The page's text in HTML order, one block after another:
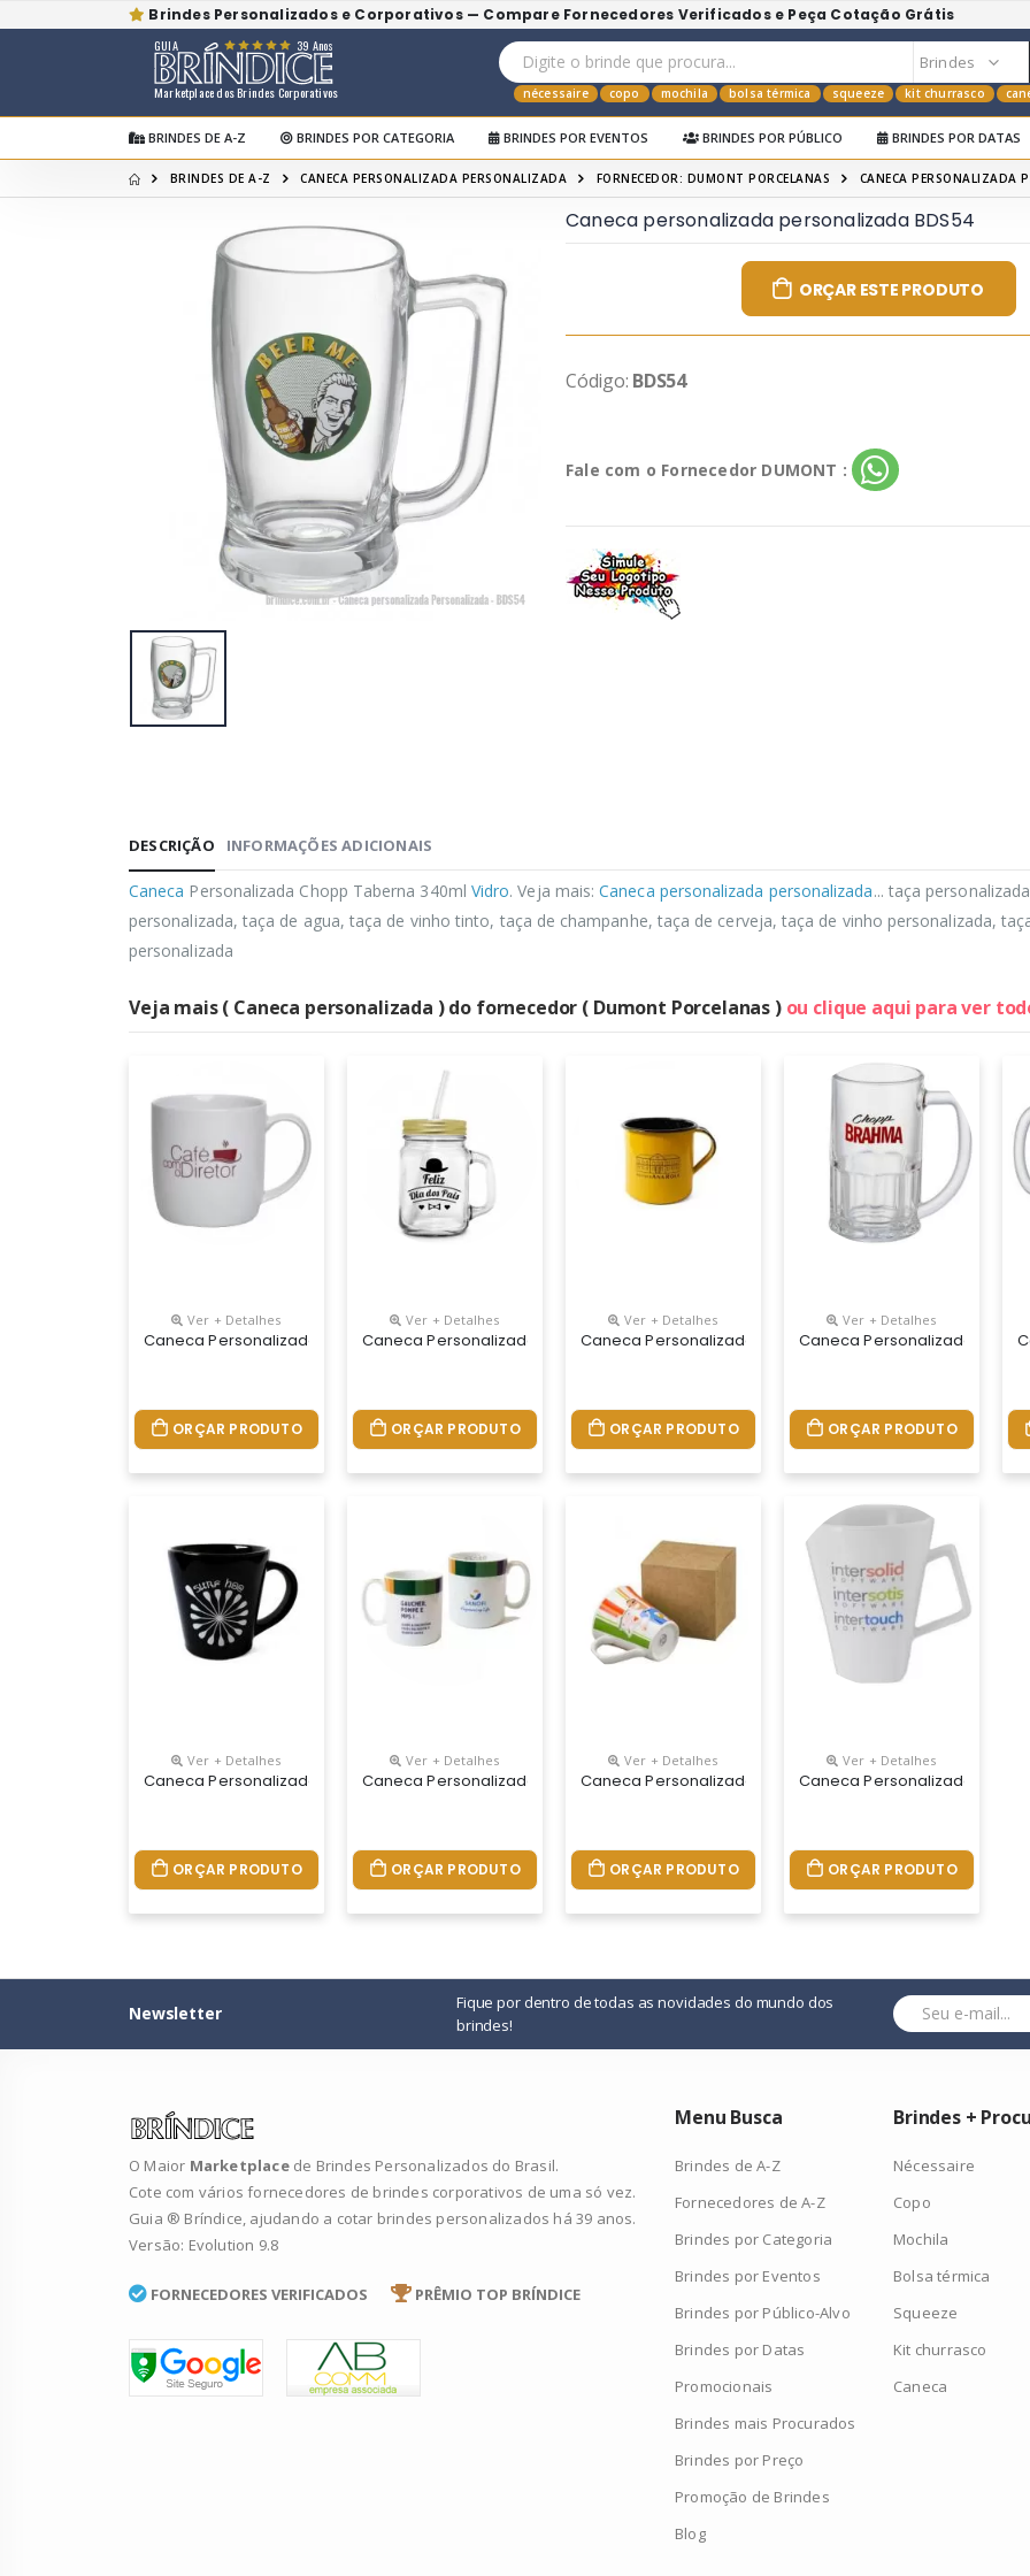
Brindes Personalizados e Corporativos — Compare Fornecedores Verificados e Peça Cotação Grátis
Marketplace dos Brindes Corporativos
GUIA 39 Anos
nécessaire copo mochila bolsa térmica squeeze kit churrasco
BRINDES DE A-Z BRINDES POR CATEGORIA BRINDES POR EVENTOS BRINDES POR PÚBLICO BRINDES POR DATAS
BRINDES DE A-Z CANECA PERSONALIZADA PERSONALIZADA FORNECEDOR: DUMONT PORCELANAS CANECA PERSONALIZADA
Caneca personalizada personalizada BDS54
ORÇAR ESTE PRODUTO
Código: BDS54
Fale com o Fornecedor DUMONT :
DESCRIÇÃO INFORMAÇÕES ADICIONAIS
Caneca Personalizada Chopp Taberna 340ml Vidro. Veja mais:Caneca personalizada personalizada... taça
personalizada, taça de agua, taça de vinho tinto, taça de champanhe, taça de cerveja, taça de vinho personalizada,
personalizada
Veja mais ( Caneca personalizada ) do fornecedor ( Dumont Porcelanas ) ou clique aqui para ver
Ver + Detalhes
Caneca Personalizada De Porcelana Urban 360ml
ORÇAR PRODUTO
Ver + Detalhes
Caneca Personalizada Retro Vidro 470ml Com Tampa Cores Sortidas E Canudo
ORÇAR PRODUTO
Ver + Detalhes
Caneca Personalizada Esmaltada Ágata 180ml Amarela
ORÇAR PRODUTO
Ver + Detalhes
Caneca Personalizada De
ORÇAR PRODUTO
Ver + Detalhes
Caneca Personalizada Conica Preta 220ml
ORÇAR PRODUTO
Ver + Detalhes
Caneca Personalizada Reta 300ml Porcelana
ORÇAR PRODUTO
Ver + Detalhes
Caneca Personalizada Quartier 350ml Branca
ORÇAR PRODUTO
Ver + Detalhes
Caneca Personalizada
ORÇAR PRODUTO
Newsletter
Fique por dentro de todas as novidades do mundo dos
brindes!
O Maior Marketplace de Brindes Personalizados do Brasil.
Cote com vários fornecedores de brindes corporativos de uma só vez.
Guia ® Bríndice, ajudando a cotar brindes personalizados há 39 anos.
Versão: Evolution 9.8
FORNECEDORES VERIFICADOS PRÊMIO TOP BRÍNDICE
Menu Busca
Brindes de A-Z
Fornecedores de A-Z
Brindes por Categoria
Brindes por Eventos
Brindes por Público-Alvo
Brindes por Datas
Promocionais
Brindes mais Procurados
Brindes por Preço
Promoção de Brindes
Blog
Brindes +
Nécessaire
Copo
Mochila
Bolsa térmica
Squeeze
Kit churrasco
Caneca